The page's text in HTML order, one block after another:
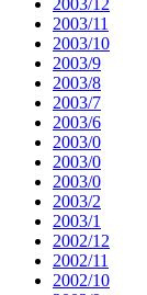
2003/11
2003/10
2003/9
2003/8
2003/7
2003/6
2003/0
2003/0
2003/0
2003/2
2003/1
2002/12
2002/11
2002/10